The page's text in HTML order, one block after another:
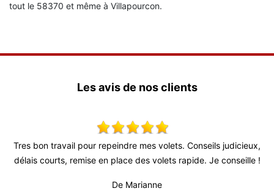
tout le 58370 et même à Villapourcon.
Les avis de nos clients
Tres bon travail pour repeindre mes volets. Conseils judicieux,
délais courts, remise en place des volets rapide. Je conseille !
De Marianne